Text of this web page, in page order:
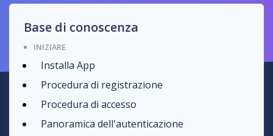
Base di conoscenza
INIZIARE
Installa App
Procedura di registrazione
Procedura di accesso
Panoramica dell'autenticazione